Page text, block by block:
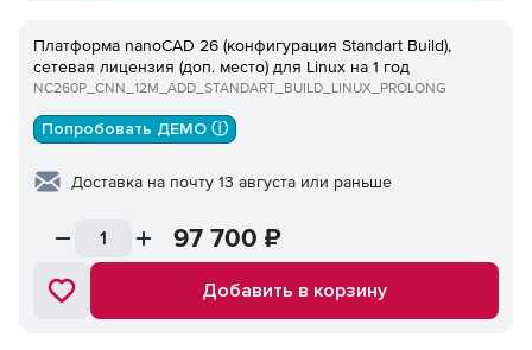
Платформа nanoCAD 26 (конфигурация Standart Build),
сетевая лицензия (доп. место) для Linux на 1 год
NC260P_CNN_12M_ADD_STANDART_BUILD_LINUX_PROLONG
Попробовать ДЕМО ⓘ
Доставка на почту 13 августа или раньше
97 700 ₽
Добавить в корзину